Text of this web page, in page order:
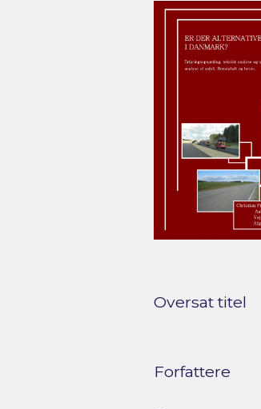
Oversat titel
Forfattere